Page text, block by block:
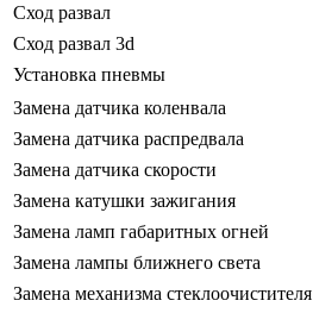
Сход развал
Сход развал 3d
Установка пневмы
Замена датчика коленвала
Замена датчика распредвала
Замена датчика скорости
Замена катушки зажигания
Замена ламп габаритных огней
Замена лампы ближнего света
Замена механизма стеклоочистителя